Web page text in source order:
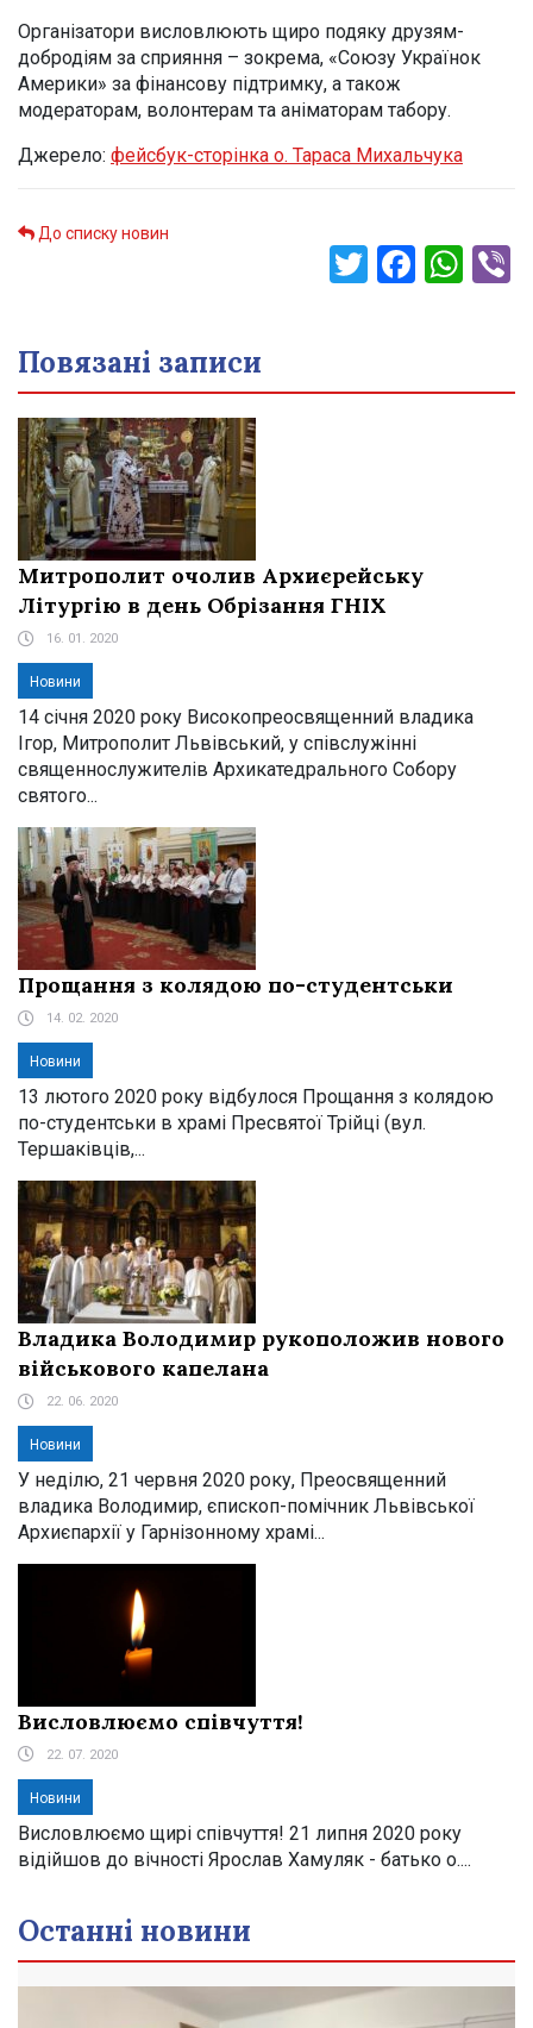
Організатори висловлюють щиро подяку друзям-
добродіям за сприяння – зокрема, «Союзу Українок
Америки» за фінансову підтримку, а також
модераторам, волонтерам та аніматорам табору.
Джерело: фейсбук-сторінка о. Тараса Михальчука
До списку новин
Twitter
Повязані записи
Митрополит очолив Архиєрейську
Літургію в день Обрізання ГНІХ
16. 01. 2020
Новини
14 січня 2020 року Високопреосвященний владика
Ігор, Митрополит Львівський, у співслужінні
священнослужителів Архикатедрального Собору
святого...
Прощання з колядою по-студентськи
14. 02. 2020
Новини
13 лютого 2020 року відбулося Прощання з колядою
по-студентськи в храмі Пресвятої Трійці (вул.
Тершаківців,...
Владика Володимир рукоположив нового
військового капелана
22. 06. 2020
Новини
У неділю, 21 червня 2020 року, Преосвященний
владика Володимир, єпископ-помічник Львівської
Архиєпархії у Гарнізонному храмі...
Висловлюємо співчуття!
22. 07. 2020
Новини
Висловлюємо щирі співчуття! 21 липня 2020 року
відійшов до вічності Ярослав Хамуляк - батько о....
Останні новини